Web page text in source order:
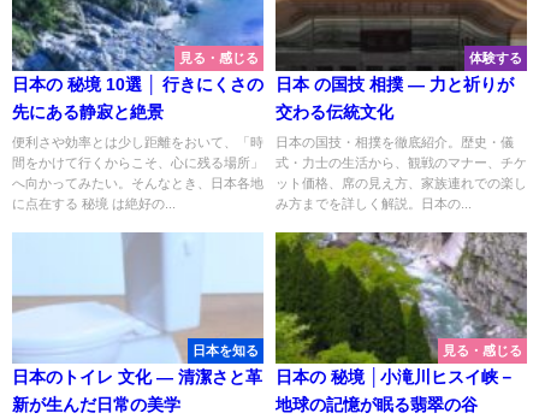
見る・感じる
日本の 秘境 10選 │ 行きにくさの
先にある静寂と絶景
便利さや効率とは少し距離をおいて、「時
間をかけて行くからこそ、心に残る場所」
へ向かってみたい。そんなとき、日本各地
に点在する 秘境 は絶好の...
体験する
日本 の国技 相撲 ― 力と祈りが
交わる伝統文化
日本の国技・相撲を徹底紹介。歴史・儀
式・力士の生活から、観戦のマナー、チケ
ット価格、席の見え方、家族連れでの楽し
み方までを詳しく解説。日本の...
日本を知る
日本のトイレ 文化 ― 清潔さと革
新が生んだ日常の美学
見る・感じる
日本の 秘境 │小滝川ヒスイ峡－
地球の記憶が眠る翡翠の谷